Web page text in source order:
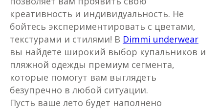
креативность и индивидуальность. Не
бойтесь экспериментировать с цветами,
текстурами и стилями! В Dimmi underwear
вы найдете широкий выбор купальников и
пляжной одежды премиум сегмента,
которые помогут вам выглядеть
безупречно в любой ситуации.
Пусть ваше лето будет наполнено